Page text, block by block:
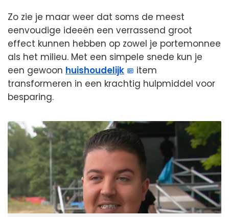
Zo zie je maar weer dat soms de meest
eenvoudige ideeën een verrassend groot
effect kunnen hebben op zowel je portemonnee
als het milieu. Met een simpele snede kun je
een gewoon huishoudelijk
item
transformeren in een krachtig hulpmiddel voor
besparing.